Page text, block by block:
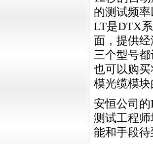
的测试频
LT是DTX
面，提供
三个型号
也可以购
模光缆模块
安恒公司
测试工程
能和手段